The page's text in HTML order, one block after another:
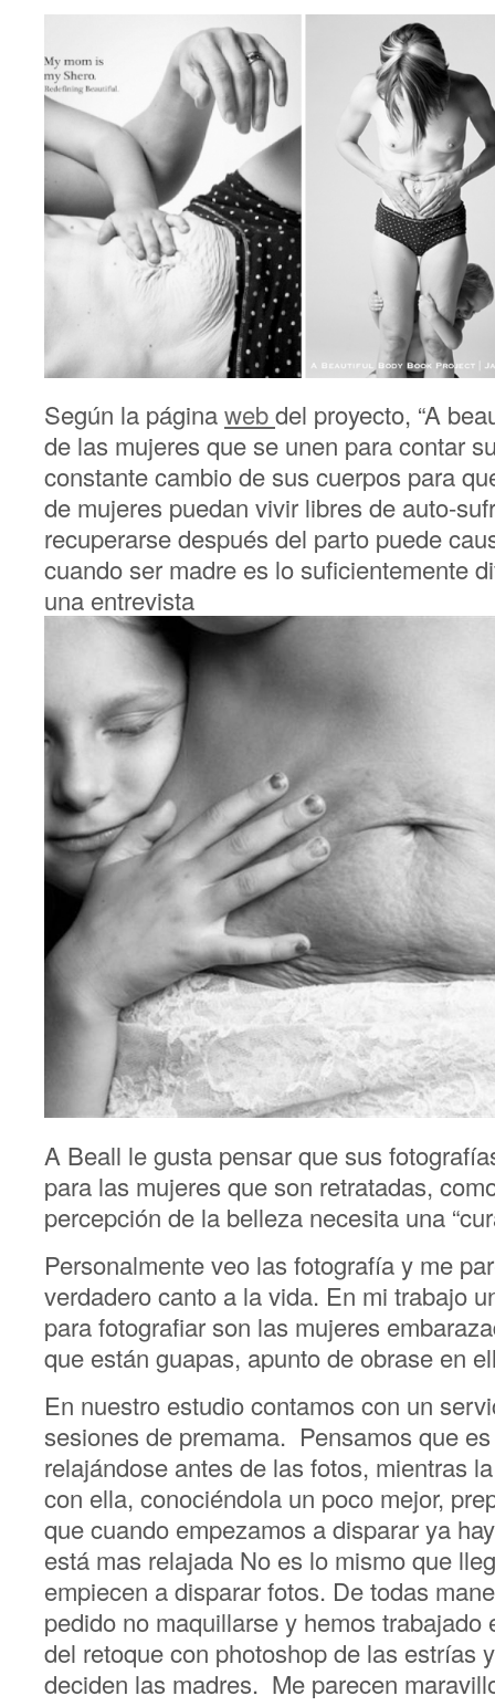
Según la páginawebdel proyecto, “A
de las mujeres que se unen para contar
constante cambio de sus cuerpos para
de mujeres puedan vivir libres de auto-
recuperarse después del parto puede
cuando ser madre es lo suficientemente
una entrevista
A Beall le gusta pensar que sus
para las mujeres que son retratadas,
percepción de la belleza necesita una
Personalmente veo las fotografía y me
verdadero canto a la vida. En mi trabajo
para fotografiar son las mujeres
que están guapas, apunto de obrase en
En nuestro estudio contamos con un
sesiones de premama. Pensamos que
relajándose antes de las fotos, mientras
con ella, conociéndola un poco mejor,
que cuando empezamos a disparar ya
está mas relajada No es lo mismo que
empiecen a disparar fotos. De todas
pedido no maquillarse y hemos
del retoque con photoshop de las estrías
deciden las madres. Me parecen